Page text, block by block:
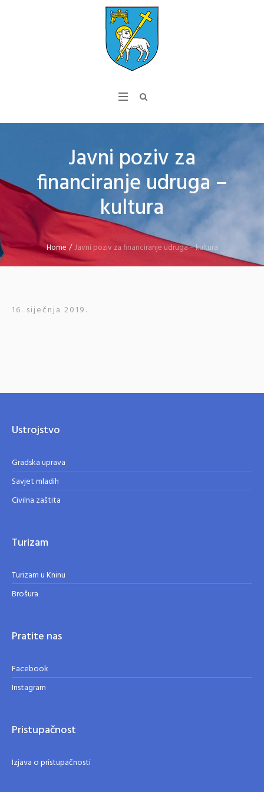
Javni poziv za
financiranje udruga –
kultura
Home /Javni poziv za financiranje udruga – kultura
16. siječnja 2019.
Ustrojstvo
Gradska uprava
Savjet mladih
Civilna zaštita
Turizam
Turizam u Kninu
Brošura
Pratite nas
Facebook
Instagram
Pristupačnost
Izjava o pristupačnosti